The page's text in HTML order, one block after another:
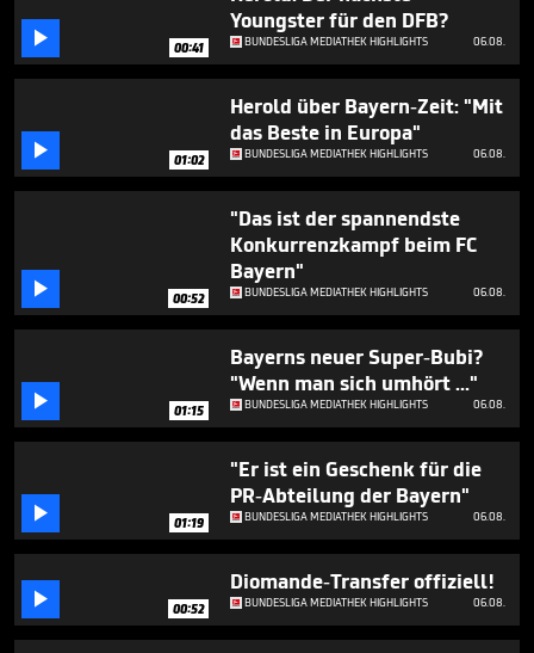
seconds
 00:41
Youngster für den DFB?
BUNDESLIGA MEDIATHEK HIGHLIGHTS 06.08.
 01:02
Herold über Bayern-Zeit: "Mit
das Beste in Europa"
BUNDESLIGA MEDIATHEK HIGHLIGHTS 06.08.
 00:52
"Das ist der spannendste
Konkurrenzkampf beim FC
Bayern"
BUNDESLIGA MEDIATHEK HIGHLIGHTS 06.08.
 01:15
Bayerns neuer Super-Bubi?
"Wenn man sich umhört ..."
BUNDESLIGA MEDIATHEK HIGHLIGHTS 06.08.
 01:19
"Er ist ein Geschenk für die
PR-Abteilung der Bayern"
BUNDESLIGA MEDIATHEK HIGHLIGHTS 06.08.
 00:52
Diomande-Transfer offiziell!
BUNDESLIGA MEDIATHEK HIGHLIGHTS 06.08.